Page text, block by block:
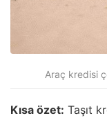
Araç kredisi
Kısa özet: Taşıt